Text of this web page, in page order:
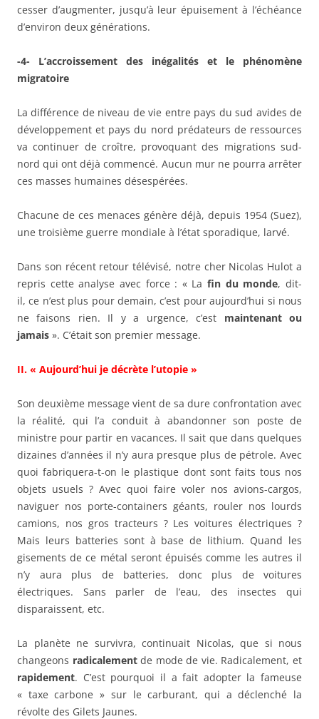
cesser d’augmenter, jusqu’à leur épuisement à l’échéance
d’environ deux générations.
-4- L’accroissement des inégalités et le phénomène
migratoire
La différence de niveau de vie entre pays du sud avides de
développement et pays du nord prédateurs de ressources
va continuer de croître, provoquant des migrations sud-
nord qui ont déjà commencé. Aucun mur ne pourra arrêter
ces masses humaines désespérées.
Chacune de ces menaces génère déjà, depuis 1954 (Suez),
une troisième guerre mondiale à l’état sporadique, larvé.
Dans son récent retour télévisé, notre cher Nicolas Hulot a
repris cette analyse avec force : « Lafin du monde, dit-
il, ce n’est plus pour demain, c’est pour aujourd’hui si nous
ne faisons rien. Il y a urgence, c’est maintenant ou
jamais ». C’était son premier message.
II. « Aujourd’hui je décrète l’utopie »
Son deuxième message vient de sa dure confrontation avec
la réalité, qui l’a conduit à abandonner son poste de
ministre pour partir en vacances. Il sait que dans quelques
dizaines d’années il n’y aura presque plus de pétrole. Avec
quoi fabriquera-t-on le plastique dont sont faits tous nos
objets usuels ? Avec quoi faire voler nos avions-cargos,
naviguer nos porte-containers géants, rouler nos lourds
camions, nos gros tracteurs ? Les voitures électriques ?
Mais leurs batteries sont à base de lithium. Quand les
gisements de ce métal seront épuisés comme les autres il
n’y aura plus de batteries, donc plus de voitures
électriques. Sans parler de l’eau, des insectes qui
disparaissent, etc.
La planète ne survivra, continuait Nicolas, que si nous
changeons radicalementde mode de vie. Radicalement, et
rapidement. C’est pourquoi il a fait adopter la fameuse
« taxe carbone » sur le carburant, qui a déclenché la
révolte des Gilets Jaunes.